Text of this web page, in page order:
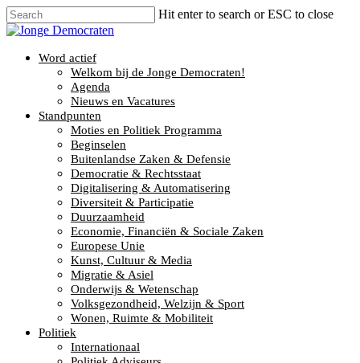
Hit enter to search or ESC to close
Word actief
Welkom bij de Jonge Democraten!
Agenda
Nieuws en Vacatures
Standpunten
Moties en Politiek Programma
Beginselen
Buitenlandse Zaken & Defensie
Democratie & Rechtsstaat
Digitalisering & Automatisering
Diversiteit & Participatie
Duurzaamheid
Economie, Financiën & Sociale Zaken
Europese Unie
Kunst, Cultuur & Media
Migratie & Asiel
Onderwijs & Wetenschap
Volksgezondheid, Welzijn & Sport
Wonen, Ruimte & Mobiliteit
Politiek
Internationaal